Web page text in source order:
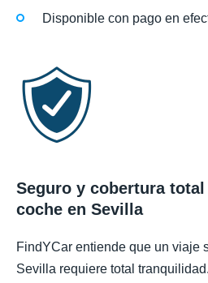
Disponible con pago en
Seguro y cobertura
coche en Sevilla
FindYCar entiende que un viaje
Sevilla requiere total